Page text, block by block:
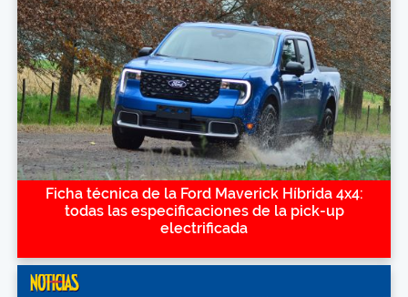
Ficha técnica de la Ford Maverick Híbrida 4x4:
todas las especificaciones de la pick-up
electrificada